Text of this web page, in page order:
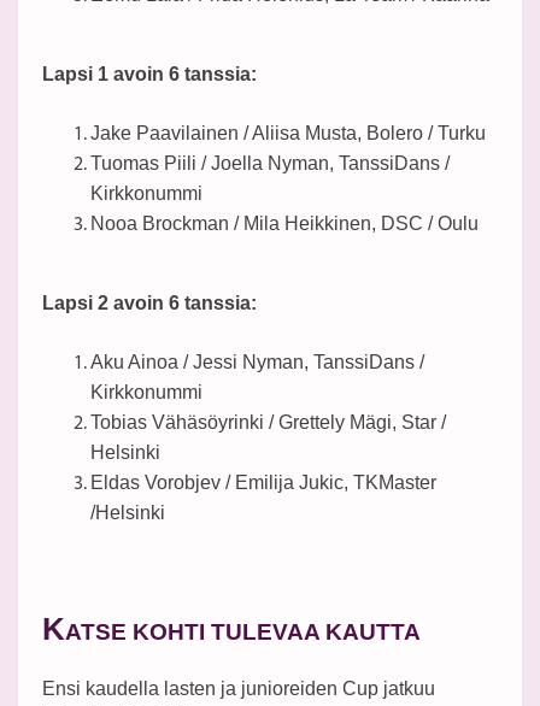
Lapsi 1 avoin 6 tanssia:
Jake Paavilainen / Aliisa Musta, Bolero / Turku
Tuomas Piili / Joella Nyman, TanssiDans /
Kirkkonummi
Nooa Brockman / Mila Heikkinen, DSC / Oulu
Lapsi 2 avoin 6 tanssia:
Aku Ainoa / Jessi Nyman, TanssiDans /
Kirkkonummi
Tobias Vähäsöyrinki / Grettely Mägi, Star /
Helsinki
Eldas Vorobjev / Emilija Jukic, TKMaster
/Helsinki
KATSE KOHTI TULEVAA KAUTTA
Ensi kaudella lasten ja junioreiden Cup jatkuu